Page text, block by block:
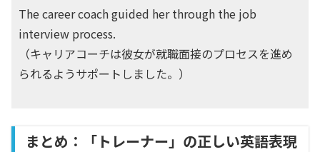
The career coach guided her through the job
interview process.
（キャリアコーチは彼女が就職面接のプロセスを進め
られるようサポートしました。）
まとめ：「トレーナー」の正しい英語表現